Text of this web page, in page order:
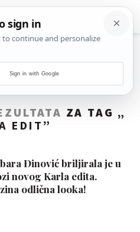
ZA TAG „
EDIT ”
Đinović briljirala je u
novog Karla edita.
odlična looka!
Sign in with Google